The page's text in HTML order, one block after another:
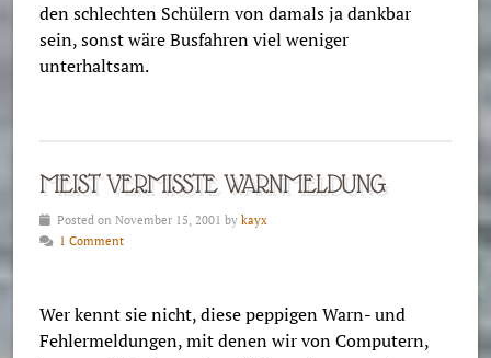
den schlechten Schülern von damals ja dankbar
sein, sonst wäre Busfahren viel weniger
unterhaltsam.
MEIST VERMISSTE WARNMELDUNG
Posted on November 15, 2001 by kayx
1 Comment
Wer kennt sie nicht, diese peppigen Warn- und
Fehlermeldungen, mit denen wir von Computern,